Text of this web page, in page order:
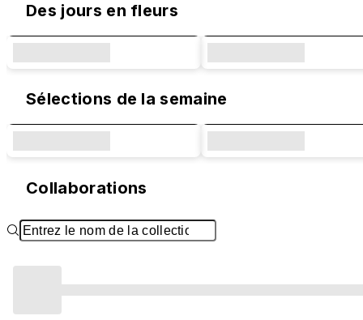
Des jours en fleurs
Sélections de la semaine
Collaborations